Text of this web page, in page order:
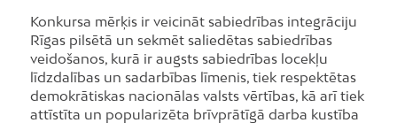
Konkursa mērķis ir veicināt sabiedrības integrāciju
Rīgas pilsētā un sekmēt saliedētas sabiedrības
veidošanos, kurā ir augsts sabiedrības locekļu
līdzdalības un sadarbības līmenis, tiek respektētas
demokrātiskas nacionālas valsts vērtības, kā arī tiek
attīstīta un popularizēta brīvprātīgā darba kustība